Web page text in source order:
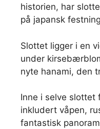
historien, har
på japansk
Slottet ligger i en
under
nyte hanami, den
Inne i selve slottet
inkludert våpen,
fantastisk